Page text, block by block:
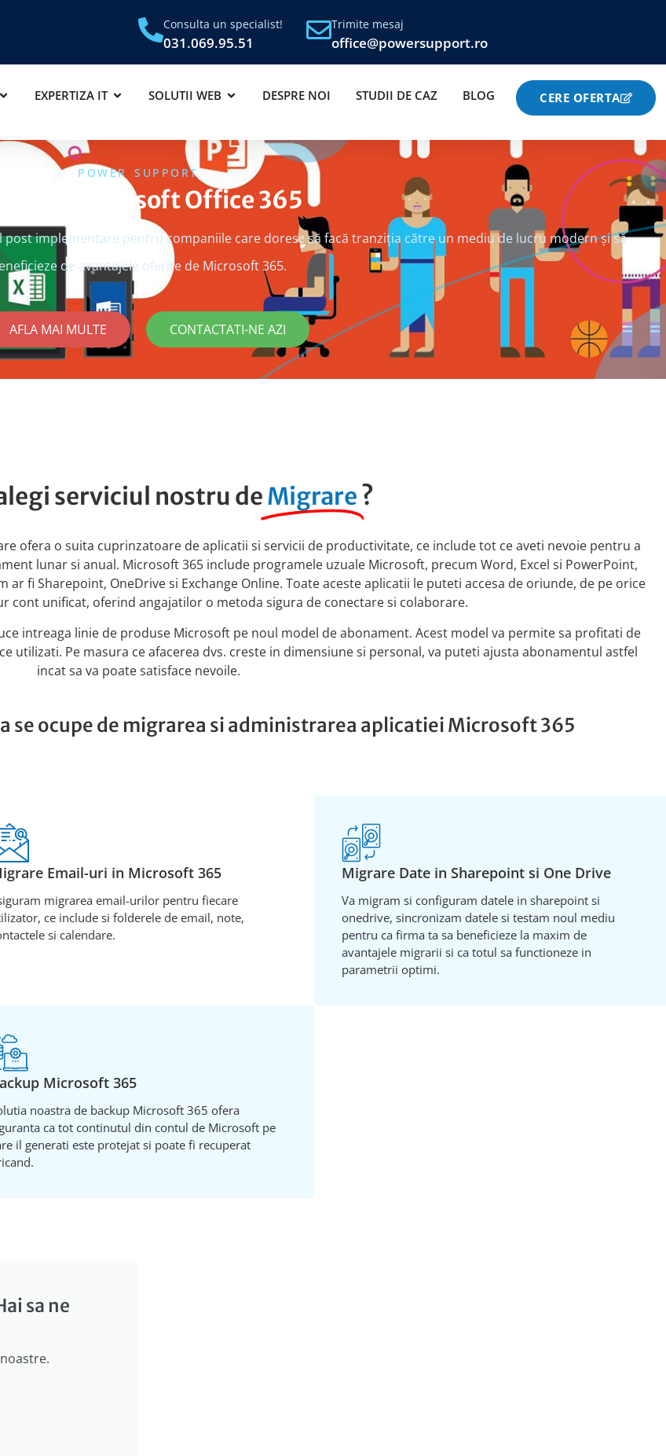
Consulta un specialist!
031.069.95.51
Trimite mesaj
office@powersupport.ro
EXPERTIZA IT SOLUTII WEB DESPRE NOI STUDII DE CAZ BLOG CERE OFERTA
POWER SUPPORT
Microsoft Office 365
implementare pentru companiile care doresc să facă tranziția către un mediu de lucru modern și să
de avantajele oferite de Microsoft 365.
AFLA MAI MULTE CONTACTATI-NE AZI
serviciul nostru deMigrare?
ofera o suita cuprinzatoare de aplicatii si servicii de productivitate, ce include tot ce aveti nevoie pentru a
lunar si anual. Microsoft 365 include programele uzuale Microsoft, precum Word, Excel si PowerPoint,
fi Sharepoint, OneDrive si Exchange Online. Toate aceste aplicatii le puteti accesa de oriunde, de pe orice
cont unificat, oferind angajatilor o metoda sigura de conectare si colaborare.
intreaga linie de produse Microsoft pe noul model de abonament. Acest model va permite sa profitati de
Pe masura ce afacerea dvs. creste in dimensiune si personal, va puteti ajusta abonamentul astfel
incat sa va poate satisface nevoile.
se ocupe de migrarea si administrarea aplicatiei Microsoft 365
Email-uri in Microsoft 365
migrarea email-urilor pentru fiecare
ce include si folderele de email, note,
si calendare.
Migrare Date in Sharepoint si One Drive
Va migram si configuram datele in sharepoint si
onedrive, sincronizam datele si testam noul mediu
pentru ca firma ta sa beneficieze la maxim de
avantajele migrarii si ca totul sa functioneze in
parametrii optimi.
Microsoft 365
noastra de backup Microsoft 365 ofera
ca tot continutul din contul de Microsoft pe
il generati este protejat si poate fi recuperat
sa ne